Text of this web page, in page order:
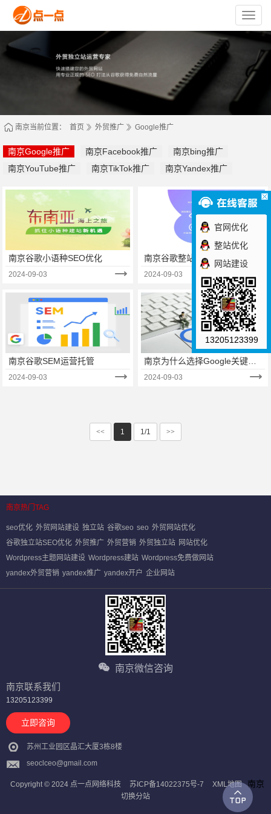
苏
州
点
一
络
技
术
司
南京当前位置： 首页 外贸推广 Google推广
南京Google推广 南京Facebook推广
南京bing推广
南京YouTube推广
南京TikTok推广 南京Yandex推广
南京谷歌小语种SEO优化
2024-09-03
南京谷歌整站SEO
2024-09-03
南京谷歌SEM运营托管
2024-09-03
南京为什么选择Google关键词
广告？
2024-09-03
<< 1 1/1 >>
南京热门TAG
seo优化 外贸网站建设 独立站 谷歌seo seo 外贸网站优化
谷歌独立站SEO优化 外贸推广 外贸营销 外贸独立站 网站优化
Wordpress主题网站建设 Wordpress建站 Wordpress免费做网站
yandex外贸营销 yandex推广 yandex开户 企业网站
南京微信咨询
南京联系我们
13205123399
立即咨询
苏州工业园区晶汇大厦3栋8楼
seoclceo@gmail.com
Copyright © 2024 点一点网络科技 苏ICP备14022375号-7 XML地图 南京
切换分站
官网优化
整站优化
网站建设
13205123399